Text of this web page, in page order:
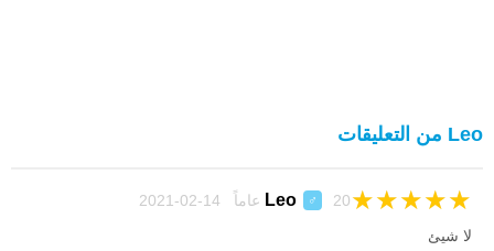
Leo من التعليقات
Leo ♂ 20 عاماً 14-02-2021 ★
★
★
★
★
لا شيئ